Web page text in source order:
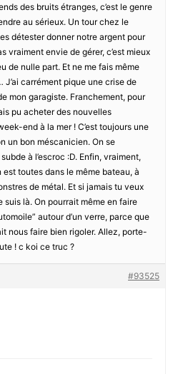
des bruits étranges, c’est le genre
au sérieux. Un tour chez le
détester donner notre argent pour
vraiment envie de gérer, c’est mieux
de nulle part. Et ne me fais même
carrément pique une crise de
mon garagiste. Franchement, pour
pu acheter des nouvelles
end à la mer ! C’est toujours une
un bon méscanicien. On se
à l’escroc :D. Enfin, vraiment,
toutes dans le même bateau, à
de métal. Et si jamais tu veux
suis là. On pourrait même en faire
autour d’un verre, parce que
nous faire bien rigoler. Allez, porte-
! c koi ce truc ?
#93525